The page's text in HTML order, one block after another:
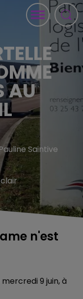
AU
Saintive
n'est
9 juin, à